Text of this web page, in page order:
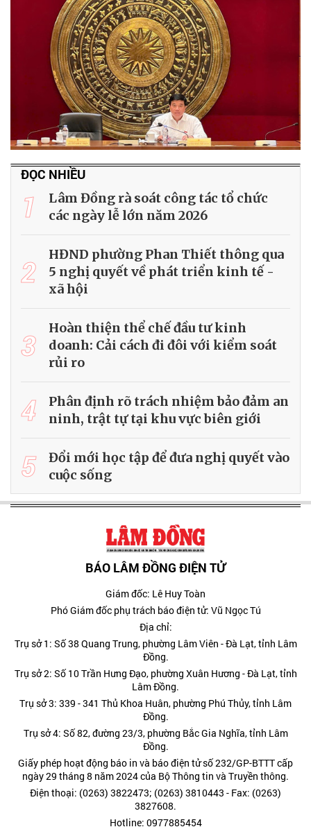
ĐỌC NHIỀU
1
Lâm Đồng rà soát công tác tổ chức
các ngày lễ lớn năm 2026
2
HĐND phường Phan Thiết thông qua
5 nghị quyết về phát triển kinh tế -
xã hội
3
Hoàn thiện thể chế đầu tư kinh
doanh: Cải cách đi đôi với kiểm soát
rủi ro
4
Phân định rõ trách nhiệm bảo đảm an
ninh, trật tự tại khu vực biên giới
5
Đổi mới học tập để đưa nghị quyết vào
cuộc sống
BÁO LÂM ĐỒNG ĐIỆN TỬ
Giám đốc: Lê Huy Toàn
Phó Giám đốc phụ trách báo điện tử: Vũ Ngọc Tú
Địa chỉ:
Trụ sở 1: Số 38 Quang Trung, phường Lâm Viên - Đà Lạt, tỉnh Lâm
Đồng.
Trụ sở 2: Số 10 Trần Hưng Đạo, phường Xuân Hương - Đà Lạt, tỉnh
Lâm Đồng.
Trụ sở 3: 339 - 341 Thủ Khoa Huân, phường Phú Thủy, tỉnh Lâm
Đồng.
Trụ sở 4: Số 82, đường 23/3, phường Bắc Gia Nghĩa, tỉnh Lâm
Đồng.
Giấy phép hoạt động báo in và báo điện tử số 232/GP-BTTT cấp
ngày 29 tháng 8 năm 2024 của Bộ Thông tin và Truyền thông.
Điện thoại: (0263) 3822473; (0263) 3810443 - Fax: (0263)
3827608.
Hotline: 0977885454